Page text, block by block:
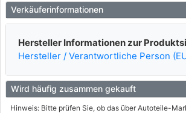
OPEL
CORSA F (P2JO)
Corsa-e (68)
100 / 136
07/2019 - heute
1889AGQ
info
Verkäuferinformationen
Hersteller Informationen zur
Hersteller / Verantwortliche Person
Wird häufig zusammen gekauft
Hinweis: Bitte prüfen Sie, ob das über Autoteile-